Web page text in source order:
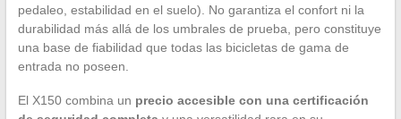
pedaleo, estabilidad en el suelo). No garantiza el confort ni la
durabilidad más allá de los umbrales de prueba, pero constituye
una base de fiabilidad que todas las bicicletas de gama de
entrada no poseen.
El X150 combina un precio accesible con una certificación